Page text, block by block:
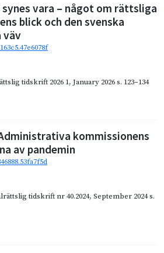
vara – något om rättsliga
blick och den svenska
väv
tidskrift 2026 1, January 2026s. 123–134
kommissionens
av pandemin
tidskrift nr 40.2024, September 2024s.